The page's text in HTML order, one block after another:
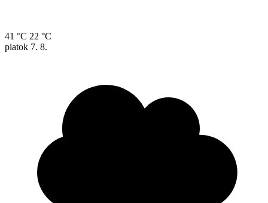
41 °C 22 °C
piatok 7. 8.